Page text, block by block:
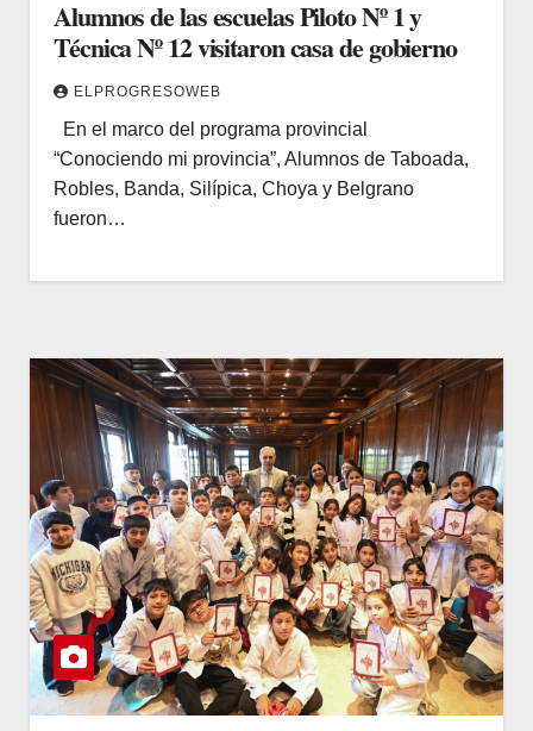
Alumnos de las escuelas Piloto Nº 1 y
Técnica Nº 12 visitaron casa de gobierno
ELPROGRESOWEB
En el marco del programa provincial
“Conociendo mi provincia”, Alumnos de Taboada,
Robles, Banda, Silípica, Choya y Belgrano
fueron…